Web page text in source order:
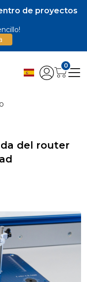
de proyectos
0
del router